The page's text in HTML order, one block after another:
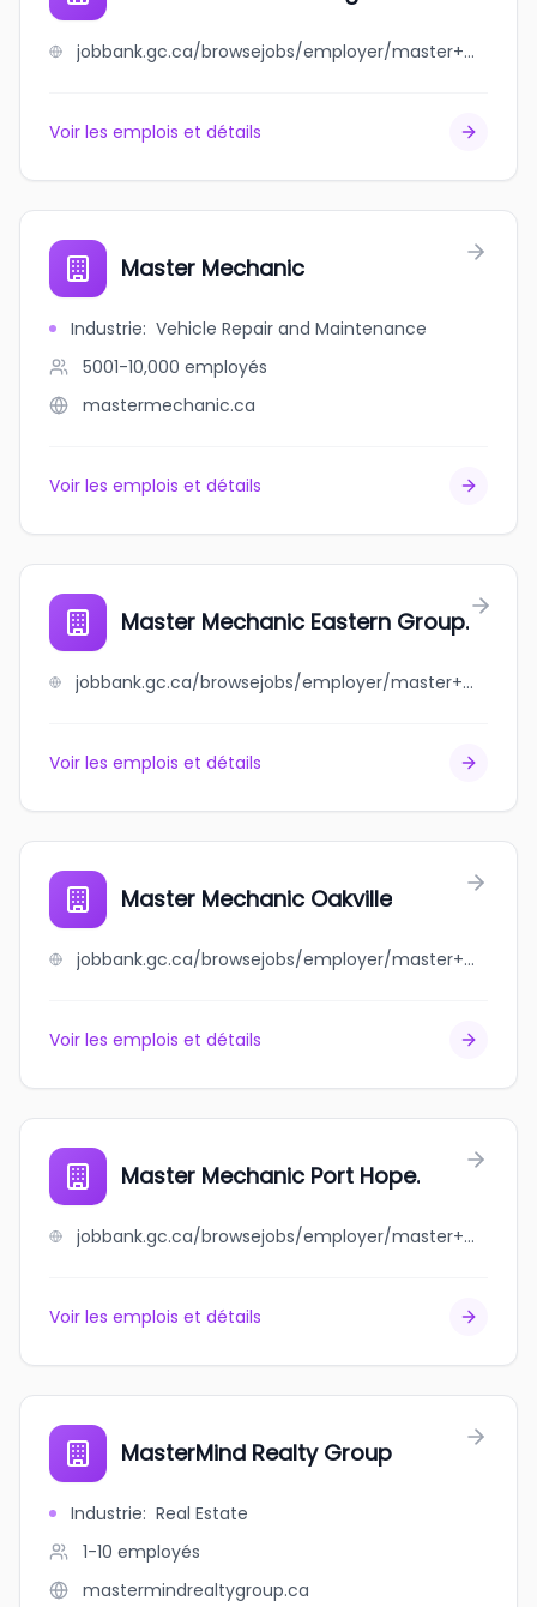
jobbank.gc.ca/browsejobs/employer/master+manufacturing+inc/ca
Voir les emplois et détails
Master Mechanic
Industrie: Vehicle Repair and Maintenance
5001-10,000 employés
mastermechanic.ca
Voir les emplois et détails
Master Mechanic Eastern Group.
jobbank.gc.ca/browsejobs/employer/master+mechanic+eastern+group./ca
Voir les emplois et détails
Master Mechanic Oakville
jobbank.gc.ca/browsejobs/employer/master+mechanic+oakville/ca
Voir les emplois et détails
Master Mechanic Port Hope.
jobbank.gc.ca/browsejobs/employer/master+mechanic+port+hope./ca
Voir les emplois et détails
MasterMind Realty Group
Industrie: Real Estate
1-10 employés
mastermindrealtygroup.ca